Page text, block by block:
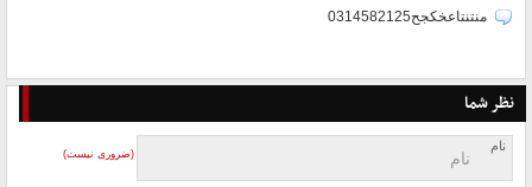
منتنتاعخکجح0314582125
نظر شما
نام
(ضروری نیست)